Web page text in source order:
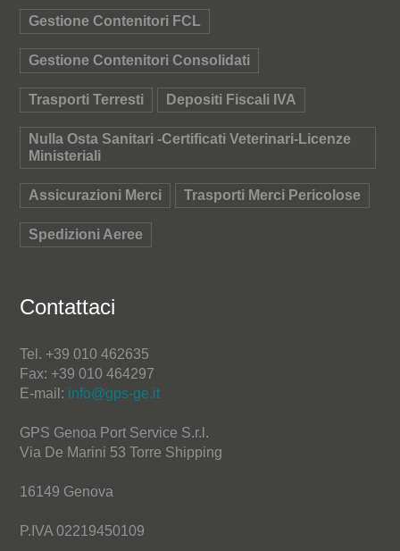
Gestione Contenitori FCL
Gestione Contenitori Consolidati
Trasporti Terresti Depositi Fiscali IVA
Nulla Osta Sanitari -Certificati Veterinari-Licenze
Ministeriali
Assicurazioni Merci Trasporti Merci Pericolose
Spedizioni Aeree
Contattaci
Tel. +39 010 462635
Fax: +39 010 464297
E-mail: info@gps-ge.it
GPS Genoa Port Service S.r.l.
Via De Marini 53 Torre Shipping
16149 Genova
P.IVA 02219450109